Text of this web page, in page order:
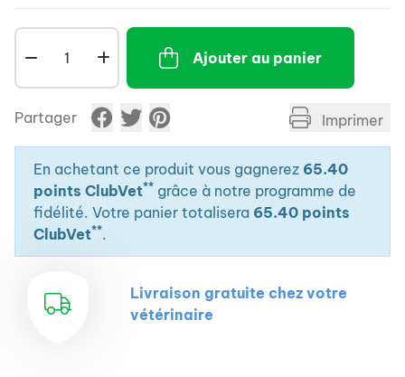
Ajouter au panier
Partager Imprimer
En achetant ce produit vous gagnerez 65.40
points ClubVet** grâce à notre programme de
fidélité. Votre panier totalisera 65.40 points
ClubVet**.
Livraison gratuite chez votre
vétérinaire